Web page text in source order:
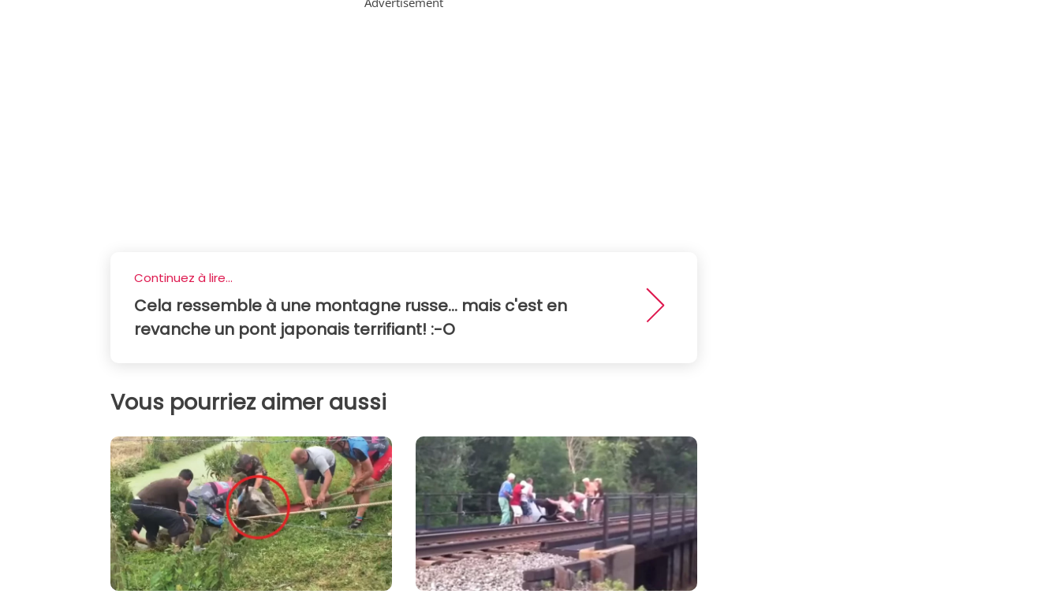
Continuez à lire...
Cela ressemble à une montagne russe... mais c'est en
revanche un pont japonais terrifiant! :-O
Vous pourriez aimer aussi